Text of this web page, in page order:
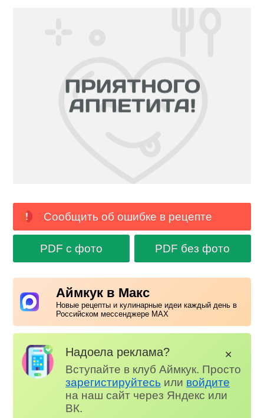
Сообщить об ошибке в рецепте
PDF с фото PDF без фото
Аймкук в Макс
Новые рецепты и кулинарные идеи каждый день в
Российском мессенджере MAX
Надоела реклама?
Вступайте в клуб Аймкук. Просто
зарегистируйтесь или войдите
на наш сайт через Яндекс или
ВК.
✕